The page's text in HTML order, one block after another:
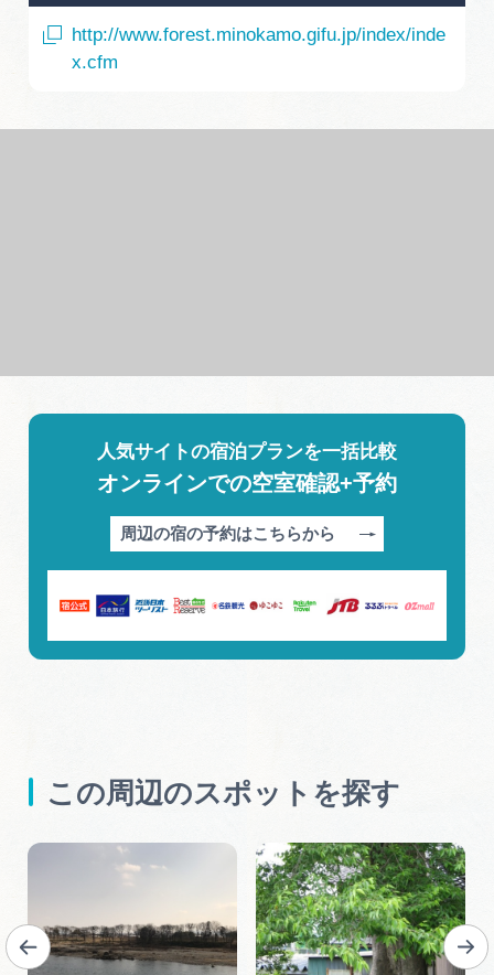
http://www.forest.minokamo.gifu.jp/index/inde
x.cfm
人気サイトの宿泊プランを一括比較
オンラインでの空室確認+予約
周辺の宿の予約はこちらから
この周辺のスポットを探す